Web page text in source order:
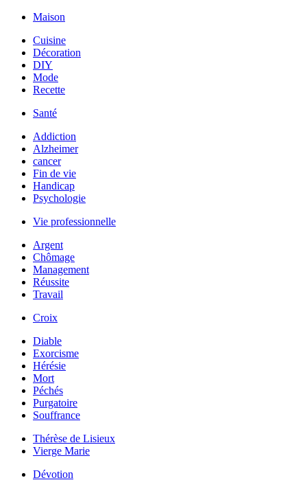
Maison
Cuisine
Décoration
DIY
Mode
Recette
Santé
Addiction
Alzheimer
cancer
Fin de vie
Handicap
Psychologie
Vie professionnelle
Argent
Chômage
Management
Réussite
Travail
Croix
Diable
Exorcisme
Hérésie
Mort
Péchés
Purgatoire
Souffrance
Thérèse de Lisieux
Vierge Marie
Dévotion